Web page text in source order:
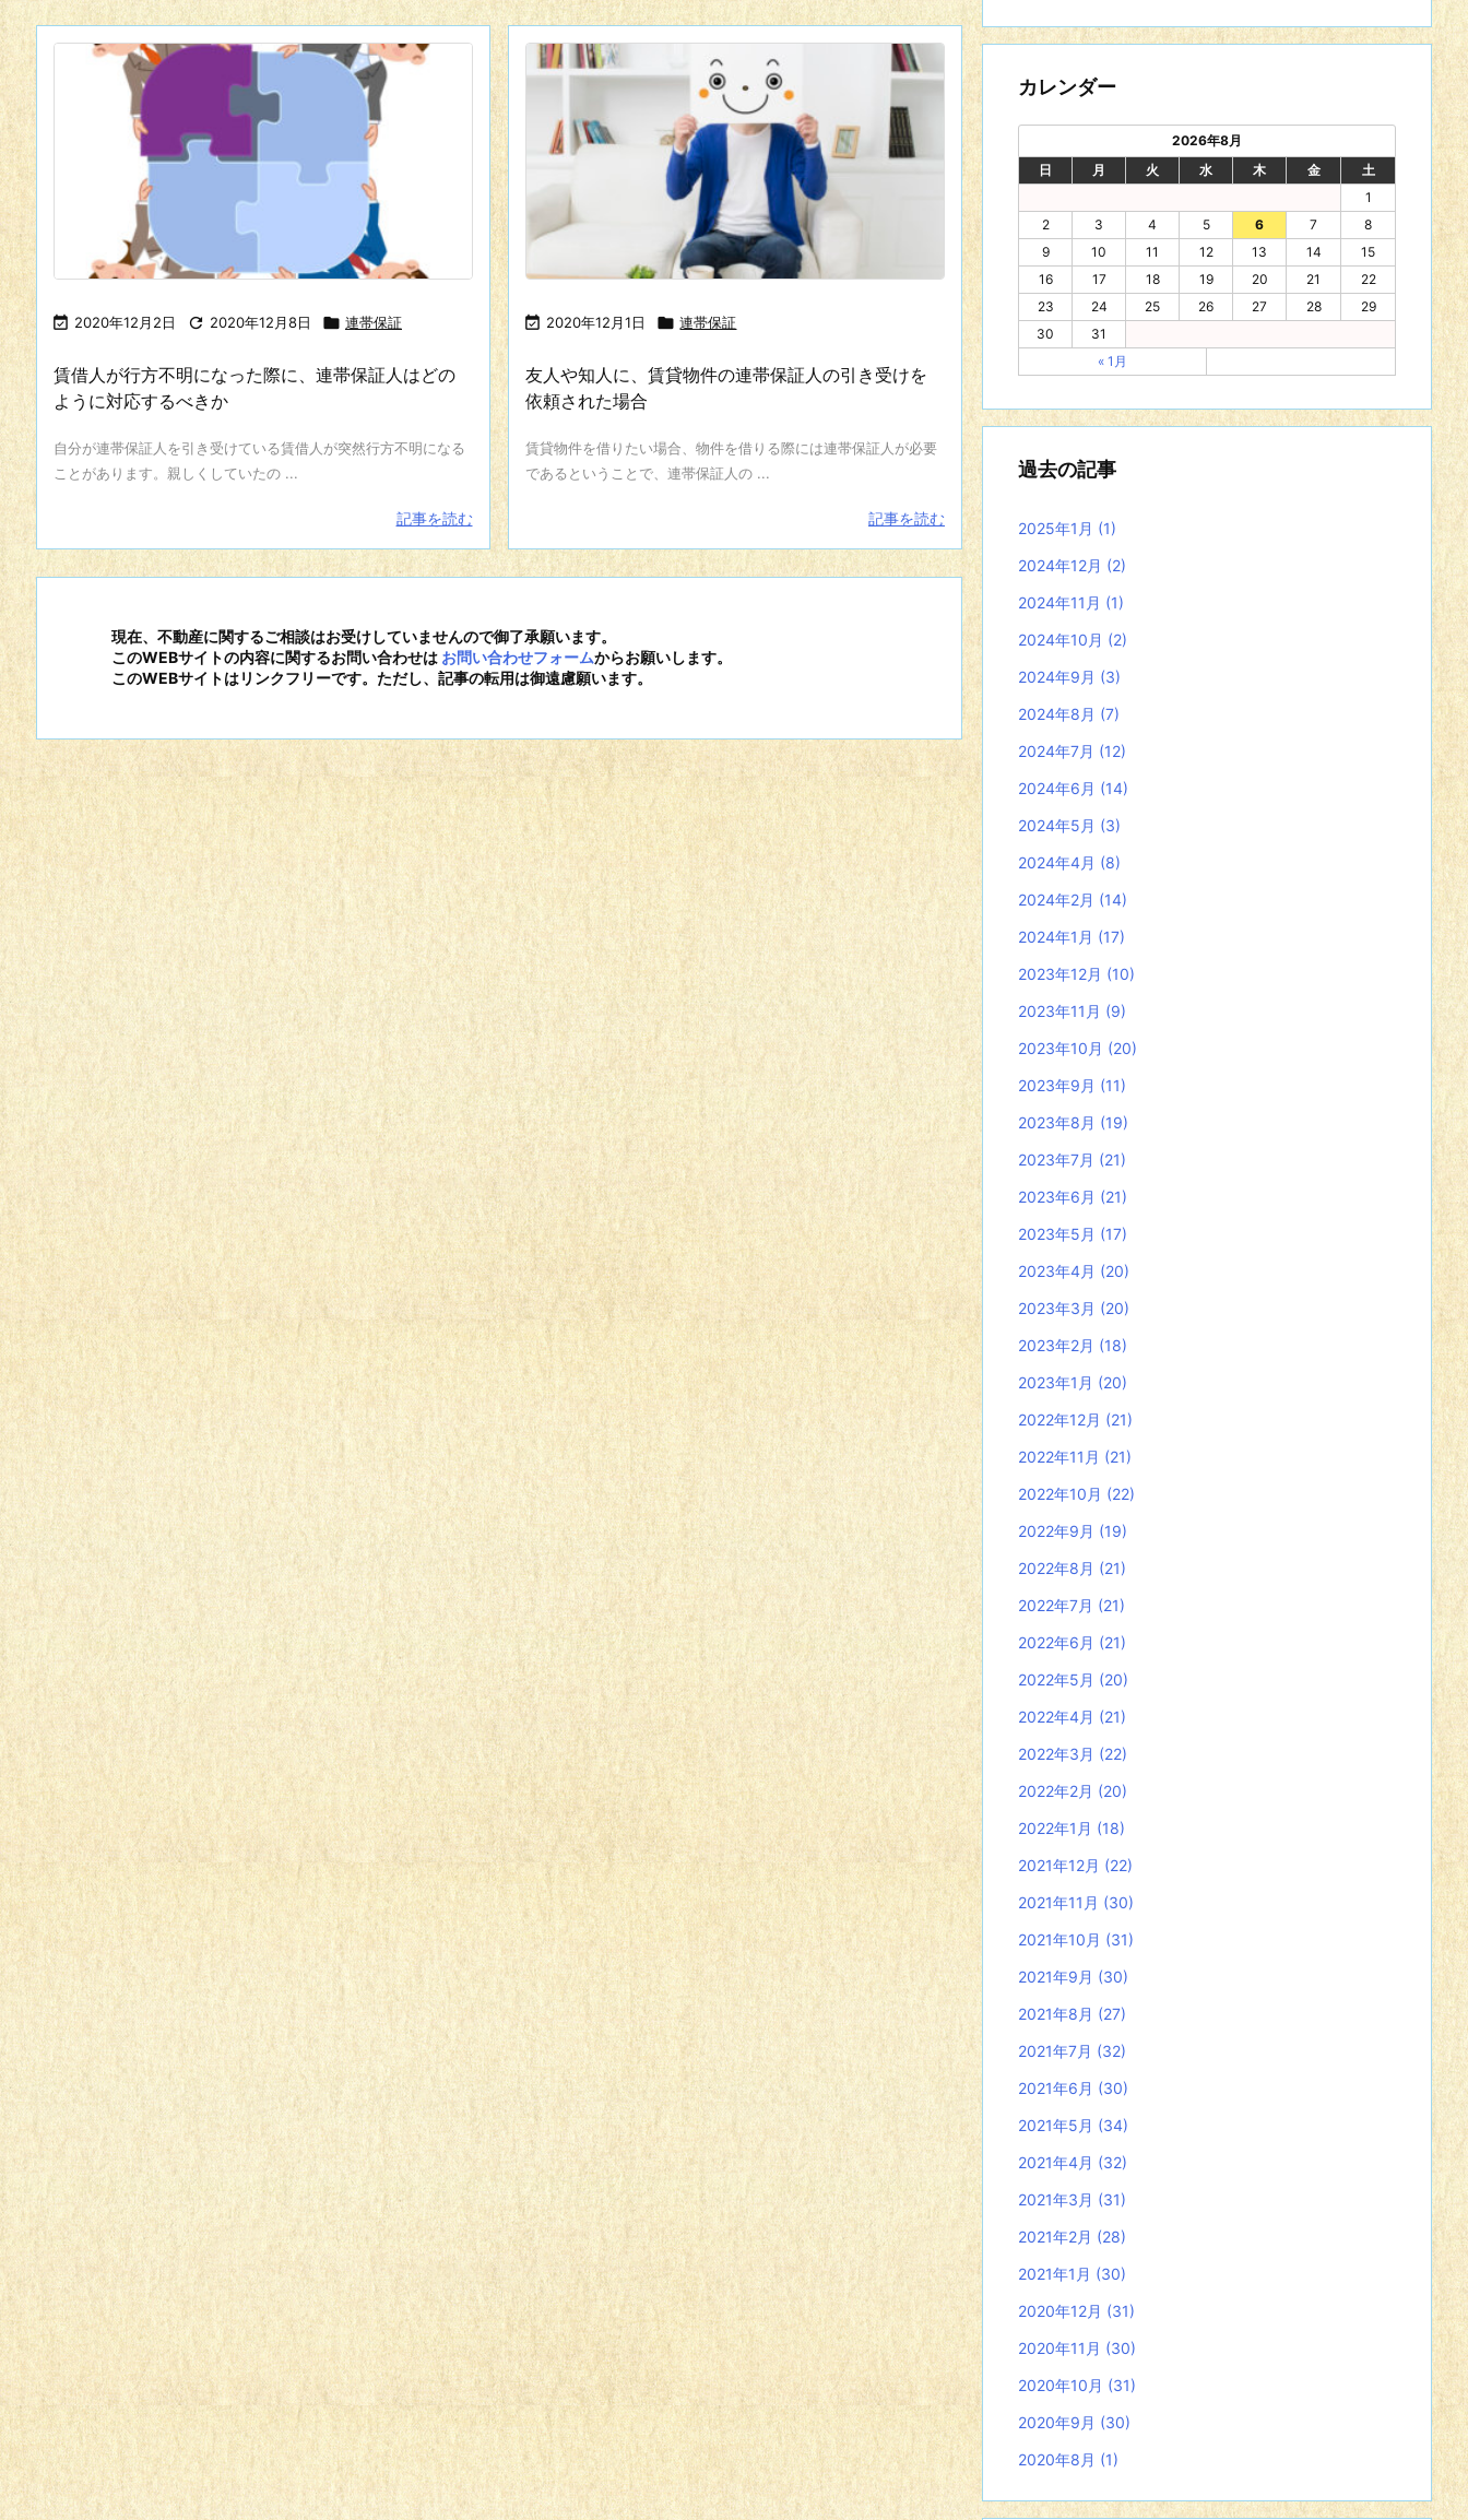
 2020年12月2日  2020年12月8日  連帯保証
賃借人が行方不明になった際に、連帯保証人はどの
ように対応するべきか
自分が連帯保証人を引き受けている賃借人が突然行方不明になる
ことがあります。親しくしていたの ...
記事を読む
 2020年12月1日  連帯保証
友人や知人に、賃貸物件の連帯保証人の引き受けを
依頼された場合
賃貸物件を借りたい場合、物件を借りる際には連帯保証人が必要
であるということで、連帯保証人の ...
記事を読む
現在、不動産に関するご相談はお受けしていませんので御了承願います。
このWEBサイトの内容に関するお問い合わせは お問い合わせフォームからお願いします。
このWEBサイトはリンクフリーです。ただし、記事の転用は御遠慮願います。
カレンダー
2026年8月
日
月 火 水 木 金
土
1
2
3 4 5 6 7
8
9
10 11 12 13 14
15
16
17 18 19 20 21
22
23
24 25 26 27 28
29
30
31
« 1月
過去の記事
2025年1月 (1)
2024年12月 (2)
2024年11月 (1)
2024年10月 (2)
2024年9月 (3)
2024年8月 (7)
2024年7月 (12)
2024年6月 (14)
2024年5月 (3)
2024年4月 (8)
2024年2月 (14)
2024年1月 (17)
2023年12月 (10)
2023年11月 (9)
2023年10月 (20)
2023年9月 (11)
2023年8月 (19)
2023年7月 (21)
2023年6月 (21)
2023年5月 (17)
2023年4月 (20)
2023年3月 (20)
2023年2月 (18)
2023年1月 (20)
2022年12月 (21)
2022年11月 (21)
2022年10月 (22)
2022年9月 (19)
2022年8月 (21)
2022年7月 (21)
2022年6月 (21)
2022年5月 (20)
2022年4月 (21)
2022年3月 (22)
2022年2月 (20)
2022年1月 (18)
2021年12月 (22)
2021年11月 (30)
2021年10月 (31)
2021年9月 (30)
2021年8月 (27)
2021年7月 (32)
2021年6月 (30)
2021年5月 (34)
2021年4月 (32)
2021年3月 (31)
2021年2月 (28)
2021年1月 (30)
2020年12月 (31)
2020年11月 (30)
2020年10月 (31)
2020年9月 (30)
2020年8月 (1)